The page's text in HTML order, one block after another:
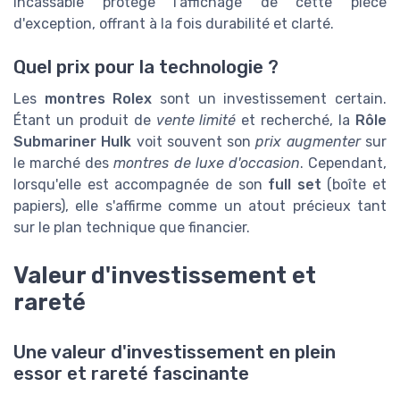
d'exception, offrant à la fois durabilité et clarté.
Quel prix pour la technologie ?
Les montres Rolex sont un investissement certain.
Étant un produit de vente limité et recherché, la Rôle
Submariner Hulk voit souvent sonprix augmentersur
le marché desmontres de luxe d'occasion. Cependant,
lorsqu'elle est accompagnée de son full set (boîte et
papiers), elle s'affirme comme un atout précieux tant
sur le plan technique que financier.
Valeur d'investissement et
rareté
Une valeur d'investissement en plein
essor et rareté fascinante